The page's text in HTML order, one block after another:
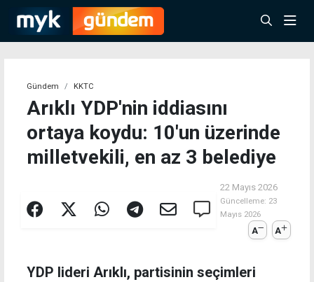
Gündem KKTC
Arıklı YDP'nin iddiasını
ortaya koydu: 10'un üzerinde
milletvekili, en az 3 belediye
22 Mayıs 2026
Güncelleme: 23
Mayıs 2026
A A
YDP lideri Arıklı, partisinin seçimleri